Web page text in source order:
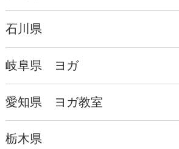
石川県
岐阜県 ヨガ
愛知県 ヨガ教室
栃木県